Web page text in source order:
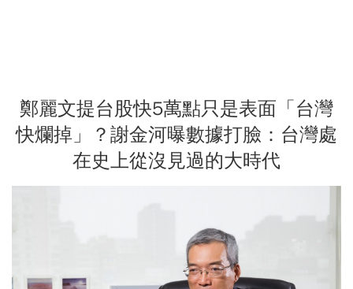
鄭麗文提台股快5萬點只是表面「台灣
快爛掉」？謝金河曝數據打臉：台灣處
在史上從沒見過的大時代